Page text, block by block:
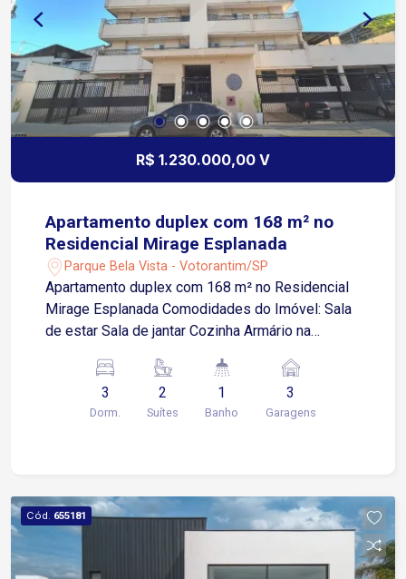
R$ 1.230.000,00 V
Apartamento duplex com 168 m² no
Residencial Mirage Esplanada
Parque Bela Vista - Votorantim/SP
Apartamento duplex com 168 m² no Residencial
Mirage Esplanada Comodidades do Imóvel: Sala
de estar Sala de jantar Cozinha Armário na
na área de serviço Closet Sacada com Skin Glass
Churrasqueira Espaço gourmet Ar-condicionado
Aquecimento a gás Aquecimento elétrico Piso
de jogos Salão de festas Com localização
privilegiada em Votorantim, esta imóvel está
Sesi, Shopping Iguatemi, Carrefour,
3
Dorm.
2
Suítes
1
Banho
3
Garagens
Cód. 655181